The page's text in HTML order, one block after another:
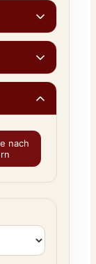
nach